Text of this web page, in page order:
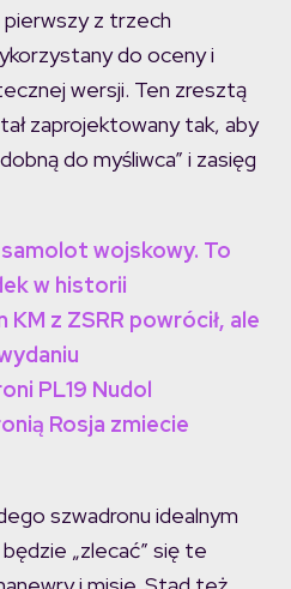
z trzech
do oceny i
wersji. Ten zresztą
zaprojektowany tak, aby
do myśliwca” i zasięg
wojskowy. To
w historii
KM z ZSRR powrócił, ale
PL19 Nudol
Rosja zmiecie
szwadronu idealnym
„zlecać” się te